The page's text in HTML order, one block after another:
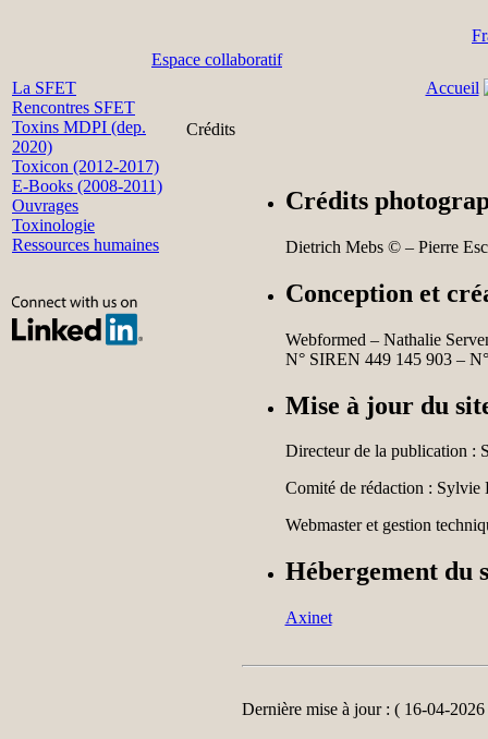
Espace collaboratif
La SFET
Rencontres SFET
Toxins MDPI (dep.
2020)
Toxicon (2012-2017)
E-Books (2008-2011)
Ouvrages
Toxinologie
Ressources humaines
Accueil
Crédits
Crédits
Dietrich Mebs © – Pierre
Conception et
Webformed – Nathalie
N° SIREN 449 145 903 –
Mise à jour du
Directeur de la publication :
Comité de rédaction : Sylvie
Webmaster et gestion
Hébergement du
Axinet
Dernière mise à jour : ( 16-04-2026